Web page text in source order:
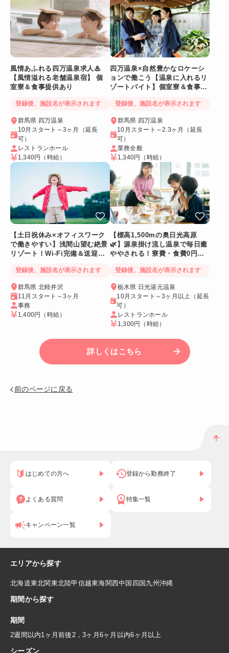
風情あふれる四万温泉求人♨
【風情溢れる老舗温泉宿】 個
室寮＆食事提供あり
登録後、施設名が表示されます
群馬県 四万温泉
10月スタート～3ヶ月（延長
可）
レストランホール
1,340円
（時給）
四万温泉×自然豊かなロケーシ
ョンで働こう【温泉に入れるリ
ゾートバイト】個室寮＆食事提
登録後、施設名が表示されます
群馬県 四万温泉
10月スタート～2.3ヶ月（延長
可）
業務全般
1,340円
（時給）
【土日祝休み×オフィスワーク
で働きやすい】浅間山望む絶景
リゾート！Wi-Fi完備＆送迎バ
登録後、施設名が表示されます
群馬県 北軽井沢
11月スタート～3ヶ月
事務
1,400円 （時給）
【標高1,500mの奥日光高原
🌿】源泉掛け流し温泉で毎日癒
ややされる！寮費・食費0円！
登録後、施設名が表示されます
栃木県 日光湯元温泉
10月スタート～3ヶ月以上（延長
可）
レストランホール
1,300円 （時給）
詳しくはこちら
前のページに戻る
はじめての方へ 登録から勤務終了
よくある質問 特集一覧
キャンペーン一覧
エリアから探す
北海道東北関東北陸甲信越東海関西中国 四国九州沖縄
期間から探す
期間
2週間以内1ヶ月前後 2，3ヶ月 6ヶ月以内6ヶ月以上
シーズン